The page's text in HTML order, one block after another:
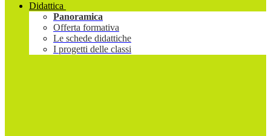
Didattica
Panoramica
Offerta formativa
Le schede didattiche
I progetti delle classi